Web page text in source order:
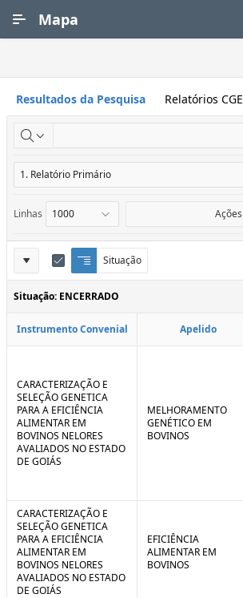
Mapa
Resultados da Pesquisa Relatórios CGE
Linhas Ações
Definições
do
Relatório
Situação
Q
u
e
b
a
o
n
l
t
u
o
E
d
i
t
r
t
r
r
Situação: ENCERRADO
Instrumento Convenial Apelido
CARACTERIZAÇÃO E
SELEÇÃO GENETICA
PARA A EFICIÊNCIA
ALIMENTAR EM
BOVINOS NELORES
AVALIADOS NO ESTADO
DE GOIÁS
MELHORAMENTO
GENÉTICO EM
BOVINOS
CARACTERIZAÇÃO E
SELEÇÃO GENETICA
PARA A EFICIÊNCIA
ALIMENTAR EM
BOVINOS NELORES
AVALIADOS NO ESTADO
DE GOIÁS
EFICIÊNCIA
ALIMENTAR EM
BOVINOS